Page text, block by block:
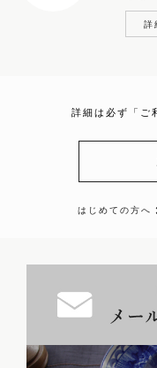
詳
詳細は必ず「ご
はじめての方へ